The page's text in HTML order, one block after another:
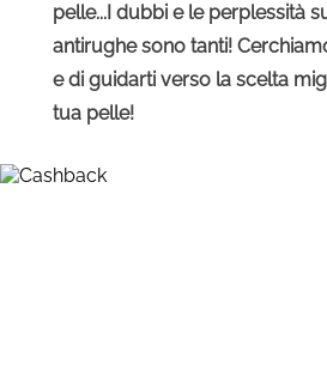
pelle...I dubbi e le perplessità
antirughe sono tanti!
e di guidarti verso la scelta
tua pelle!